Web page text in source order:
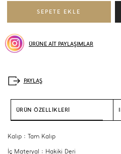
ÜRÜNE AİT PAYLAŞIMLAR
ÜRÜN ÖZELLİKLERİ
Kalıp : Tam Kalıp
İç Materyal : Hakiki Deri